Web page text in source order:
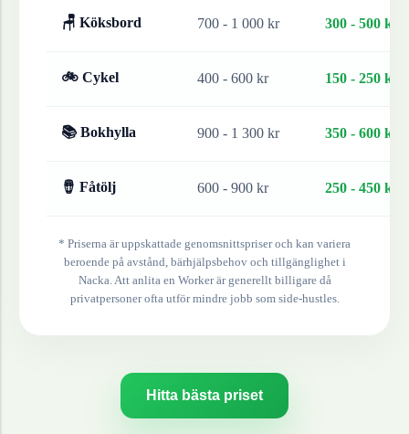
🪑 Köksbord 700 - 1 000 kr 300 - 500 kr
🚲 Cykel 400 - 600 kr 150 - 250 kr
📚 Bokhylla 900 - 1 300 kr 350 - 600 kr
🪘 Fåtölj 600 - 900 kr 250 - 450 kr
* Priserna är uppskattade genomsnittspriser och kan variera
beroende på avstånd, bärhjälpsbehov och tillgänglighet i
Nacka. Att anlita en Worker är generellt billigare då
privatpersoner ofta utför mindre jobb som side-hustles.
Hitta bästa priset